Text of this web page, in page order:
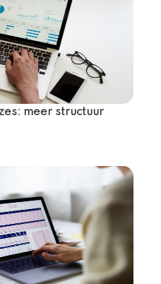
meer structuur